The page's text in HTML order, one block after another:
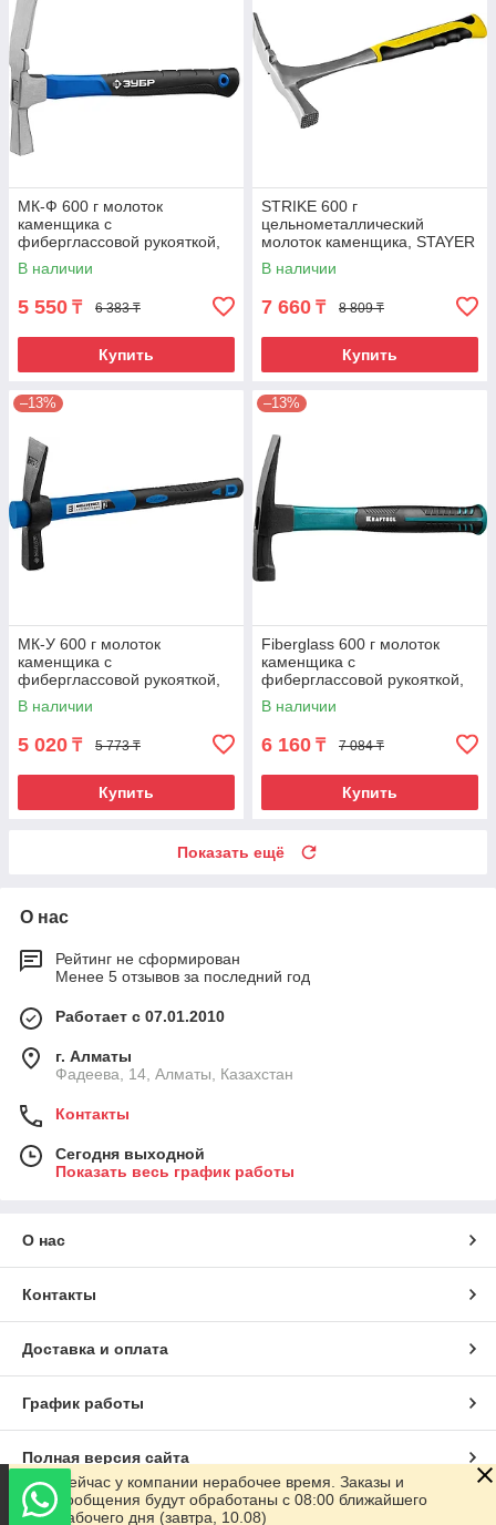
МК-Ф 600 г молоток
каменщика с
фиберглассовой рукояткой,
ЗУБР
В наличии
5 550 ₸ 6 383 ₸
Купить
STRIKE 600 г
цельнометаллический
молоток каменщика, STAYER
В наличии
7 660 ₸ 8 809 ₸
Купить
–13%
МК-У 600 г молоток
каменщика с
фиберглассовой рукояткой,
ЗУБР
В наличии
5 020 ₸ 5 773 ₸
Купить
–13%
Fiberglass 600 г молоток
каменщика с
фиберглассовой рукояткой,
KRAFTOOL
В наличии
6 160 ₸ 7 084 ₸
Купить
Показать ещё
О нас
Рейтинг не сформирован
Менее 5 отзывов за последний год
Работает с 07.01.2010
г. Алматы
Фадеева, 14, Алматы, Казахстан
Контакты
Сегодня выходной
Показать весь график работы
О нас
Контакты
Доставка и оплата
График работы
Полная версия сайта
Сайт создан на маркетплейсеSatu.kz
Сейчас у компании нерабочее время. Заказы и
сообщения будут обработаны с 08:00 ближайшего
рабочего дня (завтра, 10.08)